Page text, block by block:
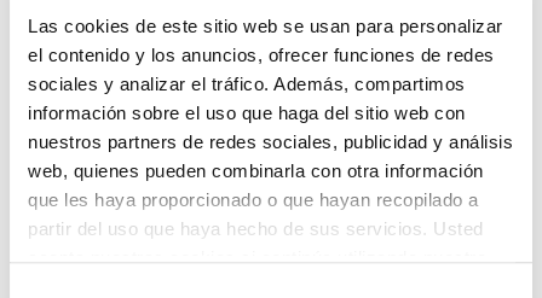
Las cookies de este sitio web se usan para personalizar
el contenido y los anuncios, ofrecer funciones de redes
sociales y analizar el tráfico. Además, compartimos
información sobre el uso que haga del sitio web con
nuestros partners de redes sociales, publicidad y análisis
web, quienes pueden combinarla con otra información
que les haya proporcionado o que hayan recopilado a
partir del uso que haya hecho de sus servicios. Usted